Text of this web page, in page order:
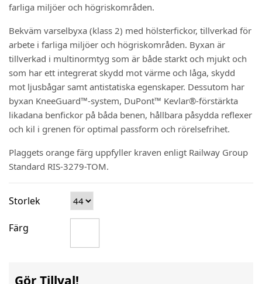
farliga miljöer och högriskområden.
Bekväm varselbyxa (klass 2) med hölsterfickor, tillverkad för
arbete i farliga miljöer och högriskområden. Byxan är
tillverkad i multinormtyg som är både starkt och mjukt och
som har ett integrerat skydd mot värme och låga, skydd
mot ljusbågar samt antistatiska egenskaper. Dessutom har
byxan KneeGuard™-system, DuPont™ Kevlar®-förstärkta
likadana benfickor på båda benen, hållbara påsydda reflexer
och kil i grenen för optimal passform och rörelsefrihet.
Plaggets orange färg uppfyller kraven enligt Railway Group
Standard RIS-3279-TOM.
Storlek
Färg
Gör Tillval!